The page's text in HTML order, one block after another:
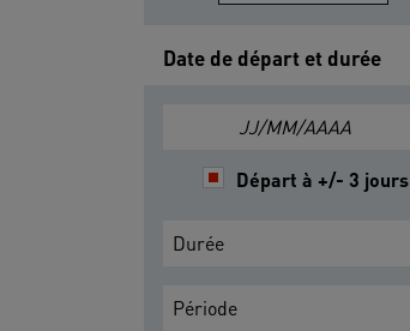
Date de départ et durée
JJ/MM/AAAA
Départ à +/- 3 jours
Durée
Période